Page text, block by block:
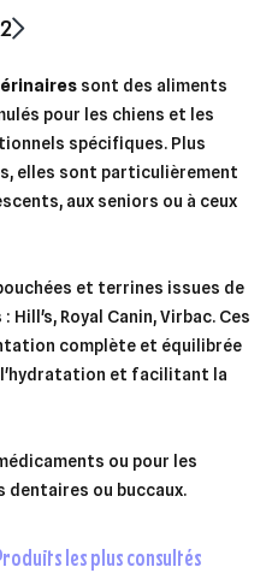
2
sont des aliments
pour les chiens et les
spécifiques. Plus
elles sont particulièrement
aux seniors ou à ceux
et terrines issues de
Royal Canin, Virbac. Ces
complète et équilibrée
et facilitant la
ou pour les
ou buccaux.
produits les plus consultés